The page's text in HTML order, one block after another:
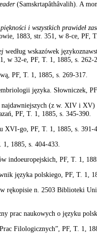
(Samskrtapâthâvalih). A
i wszystkich prawideł
1883, str. 351, w 8-ce, PF,
według wskazówek
w 32-e, PF, T. 1, 1885, s. 262-
PF, T. 1, 1885, s. 269-317.
języka. Słowniczek,
najdawniejszych (z w. XIV i
PF, T. 1, 1885, s. 345-390.
XVI-go, PF, T. 1, 1885, s. 391-
1, 1885, s. 404-433.
indoeuropejskich, PF, T. 1,
języka polskiego, PF, T. 1,
rękopisie n. 2503 Biblioteki
prac naukowych o języku
Filologicznych”, PF, T. 1,